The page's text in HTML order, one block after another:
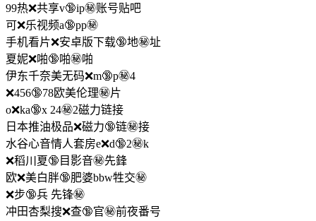
99热❌共享v🔞ip㊙️账号贴吧
可❌乐视频a🔞pp㊙️
手机看片❌安卓版下载🔞地㊙️址
夏妮❌啪🔞啪㊙️啪
伊东千奈美无码❌m🔞p㊙️4
❌456🔞78欧美伦理㊙️片
o❌ka🔞x 24㊙️2磁力链接
日本推油极品❌磁力🔞链㊙️接
水谷心音情人套房e❌d🔞2㊙️k
❌稻川夏🔞目影音㊙️先鋒
欧❌美白胖🔞肥婆bbw牲交㊙️
❌步🔞兵 先锋㊙️
冲田杏梨搜❌查🔞官㊙️前夜番号